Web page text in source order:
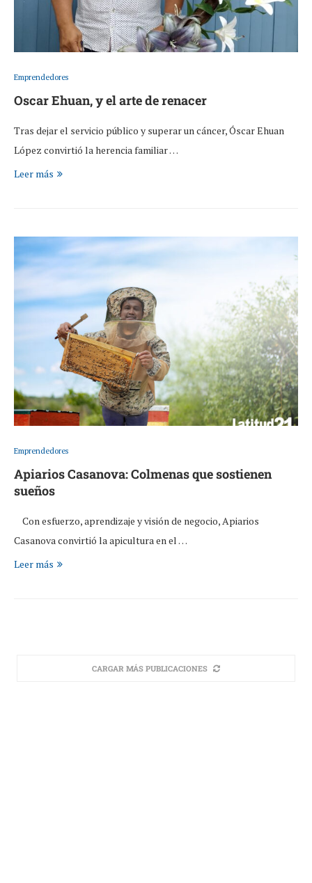
Emprendedores
Oscar Ehuan, y el arte de renacer
Tras dejar el servicio público y superar un cáncer, Óscar Ehuan
López convirtió la herencia familiar …
Leer más
Emprendedores
Apiarios Casanova: Colmenas que sostienen
sueños
Con esfuerzo, aprendizaje y visión de negocio, Apiarios
Casanova convirtió la apicultura en el …
Leer más
CARGAR MÁS PUBLICACIONES